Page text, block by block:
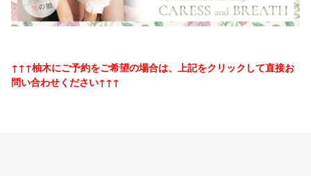
↑↑↑柚木にご予約をご希望の場合は、上記をクリックして直接お
問い合わせください↑↑↑